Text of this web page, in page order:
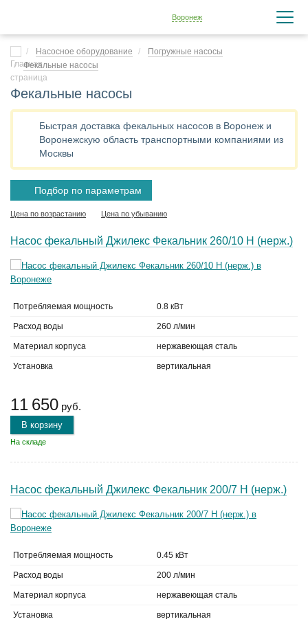
Воронеж
Насосное оборудование
Погружные насосы
Фекальные насосы
Фекальные насосы
Быстрая доставка фекальных насосов в Воронеж и
Воронежскую область транспортными компаниями из
Москвы
Подбор по параметрам
Цена по возрастанию Цена по убыванию
Насос фекальный Джилекс Фекальник 260/10 Н (нерж.)
Потребляемая мощность 0.8 кВт
Расход воды 260 л/мин
Материал корпуса нержавеющая сталь
Установка вертикальная
11 650 руб.
В корзину
На складе
Насос фекальный Джилекс Фекальник 200/7 Н (нерж.)
Потребляемая мощность 0.45 кВт
Расход воды 200 л/мин
Материал корпуса нержавеющая сталь
Установка вертикальная